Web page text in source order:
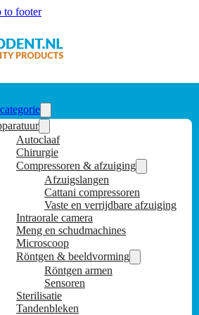
to footer
Autoclaaf
Chirurgie
Compressoren & afzuiging
Afzuigslangen
Cattani compressoren
Vaste en verrijdbare afzuiging
Intraorale camera
Meng en schudmachines
Microscoop
Röntgen & beeldvorming
Röntgen armen
Sensoren
Sterilisatie
Tandenbleken